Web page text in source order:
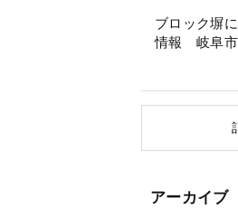
ブロック塀
情報 岐阜市
アーカイブ